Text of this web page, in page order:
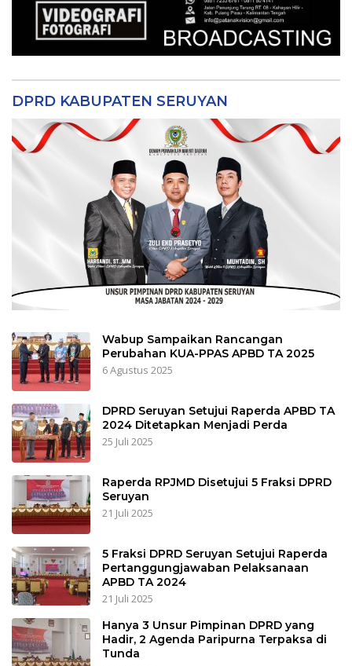
DPRD KABUPATEN SERUYAN
Wabup Sampaikan Rancangan
Perubahan KUA-PPAS APBD TA 2025
6 Agustus 2025
DPRD Seruyan Setujui Raperda APBD TA
2024 Ditetapkan Menjadi Perda
25 Juli 2025
Raperda RPJMD Disetujui 5 Fraksi DPRD
Seruyan
21 Juli 2025
5 Fraksi DPRD Seruyan Setujui Raperda
Pertanggungjawaban Pelaksanaan
APBD TA 2024
21 Juli 2025
Hanya 3 Unsur Pimpinan DPRD yang
Hadir, 2 Agenda Paripurna Terpaksa di
Tunda